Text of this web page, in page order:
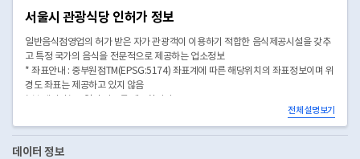
서울시 관광식당 인허가 정보
일반음식점영업의 허가 받은 자가 관광객이 이용하기 적합한 음식제공시설을 갖추
고 특정 국가의 음식을 전문적으로 제공하는 업소정보
* 좌표안내 : 중부원점TM(EPSG:5174) 좌표계에 따른 해당위치의 좌표정보이며 위
경도 좌표는 제공하고 있지 않음
* 시군구코드명은 "서울특별시 자치구 기관코드" 데이터셋에서 확인 가능합니다.
(https://data.seoul.go.kr/dataList/OA-22872/S/1/datasetView.do)
전체 설명보기
데이터 정보